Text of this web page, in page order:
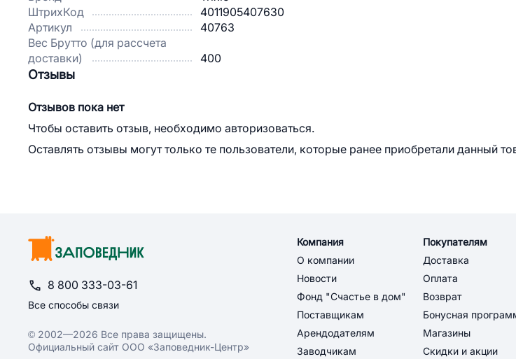
ШтрихКод
4011905407630
Артикул
40763
Вес Брутто (для рассчета
доставки)
400
Отзывы
Отзывов пока нет
Чтобы оставить отзыв, необходимо авторизоваться.
Оставлять отзывы могут только те пользователи, которые ранее приобретали данный
8 800 333-03-61
Все способы связи
© 2002—2026 Все права защищены.
Официальный сайт ООО «Заповедник-Центр»
Компания
О компании
Новости
Фонд "Счастье в дом"
Поставщикам
Арендодателям
Заводчикам
Покупателям
Доставка
Оплата
Возврат
Бонусная
Магазины
Скидки и акции